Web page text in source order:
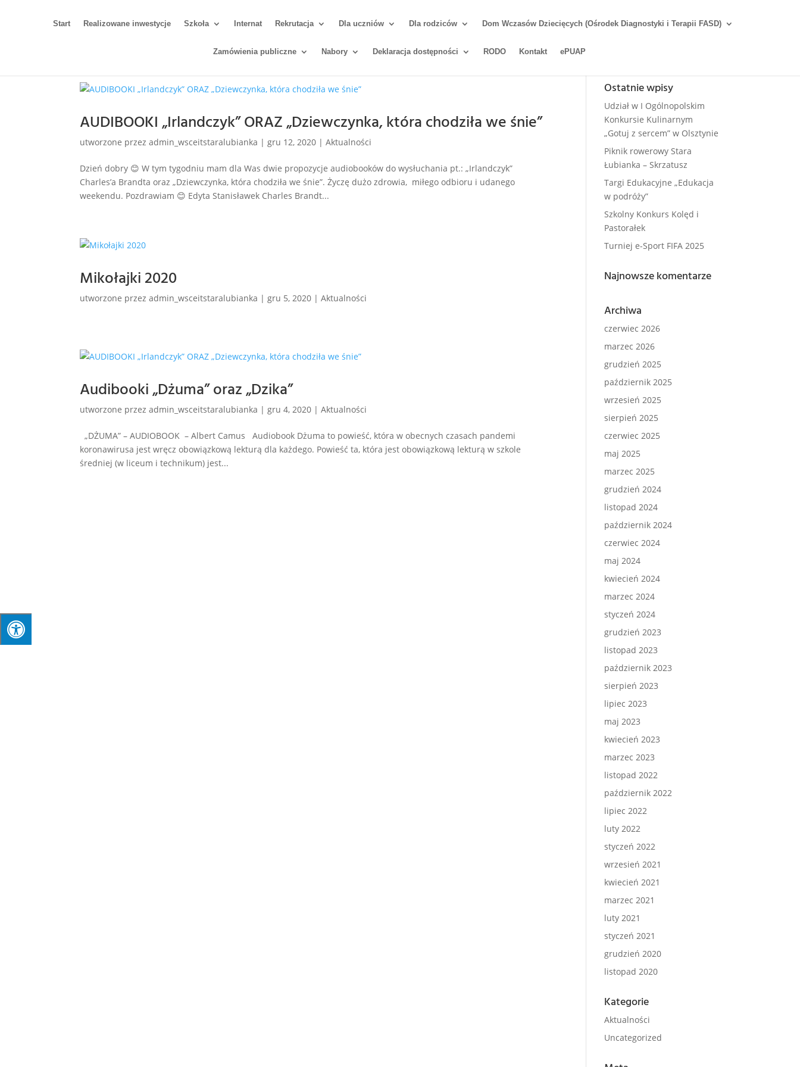
Start Realizowane inwestycje Szkoła Internat Rekrutacja Dla uczniów Dla rodziców Dom Wczasów Dziecięcych (Ośrodek Diagnostyki i Terapii FASD)
Zamówienia publiczne Nabory Deklaracja dostępności RODO Kontakt ePUAP
AUDIBOOKI „Irlandczyk” ORAZ „Dziewczynka, która chodziła we śnie”
utworzone przezadmin_wsceitstaralubianka |gru 12, 2020 |Aktualności
Dzień dobry 😊 W tym tygodniu mam dla Was dwie propozycje audiobooków do wysłuchania pt.: „Irlandczyk”
Charles’a Brandta oraz „Dziewczynka, która chodziła we śnie”. Życzę dużo zdrowia, miłego odbioru i udanego
weekendu. Pozdrawiam 😊 Edyta Stanisławek Charles Brandt...
Mikołajki 2020
utworzone przezadmin_wsceitstaralubianka |gru 5, 2020 |Aktualności
Audibooki „Dżuma” oraz „Dzika”
utworzone przezadmin_wsceitstaralubianka |gru 4, 2020 |Aktualności
„DŻUMA” – AUDIOBOOK – Albert Camus Audiobook Dżuma to powieść, która w obecnych czasach pandemi
koronawirusa jest wręcz obowiązkową lekturą dla każdego. Powieść ta, która jest obowiązkową lekturą w szkole
średniej (w liceum i technikum) jest...
Ostatnie wpisy
Udział w I Ogólnopolskim
Konkursie Kulinarnym
„Gotuj z sercem” w Olsztynie
Piknik rowerowy Stara
Łubianka – Skrzatusz
Targi Edukacyjne „Edukacja
w podróży”
Szkolny Konkurs Kolęd i
Pastorałek
Turniej e-Sport FIFA 2025
Najnowsze komentarze
Archiwa
czerwiec 2026
marzec 2026
grudzień 2025
październik 2025
wrzesień 2025
sierpień 2025
czerwiec 2025
maj 2025
marzec 2025
grudzień 2024
listopad 2024
październik 2024
czerwiec 2024
maj 2024
kwiecień 2024
marzec 2024
styczeń 2024
grudzień 2023
listopad 2023
październik 2023
sierpień 2023
lipiec 2023
maj 2023
kwiecień 2023
marzec 2023
listopad 2022
październik 2022
lipiec 2022
luty 2022
styczeń 2022
wrzesień 2021
kwiecień 2021
marzec 2021
luty 2021
styczeń 2021
grudzień 2020
listopad 2020
Kategorie
Aktualności
Uncategorized